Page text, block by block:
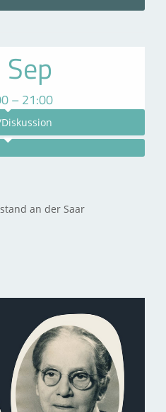
– 21:00
an der Saar